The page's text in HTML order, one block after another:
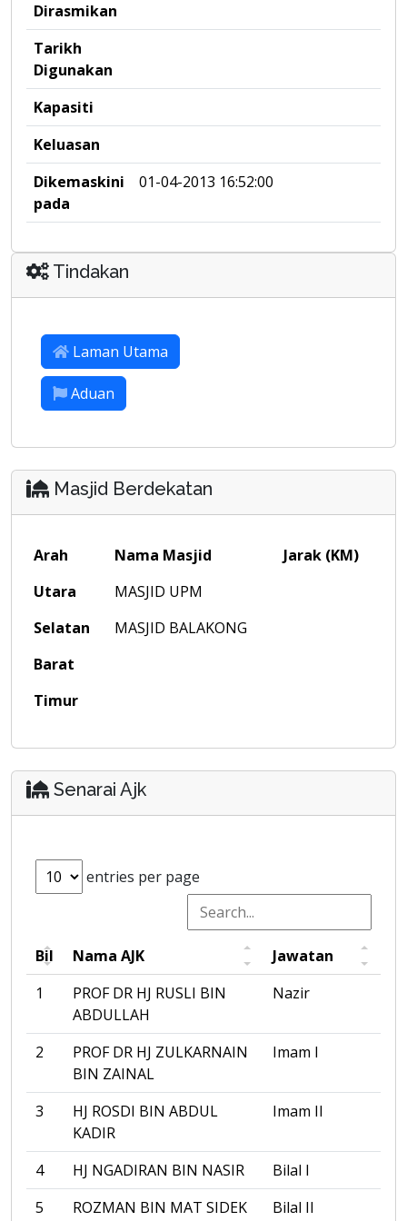
Dirasmikan
Tarikh
Digunakan
Kapasiti
Keluasan
Dikemaskini
pada
01-04-2013 16:52:00
Tindakan
Laman Utama
Aduan
Masjid Berdekatan
Arah Nama Masjid
Jarak (KM)
Utara
MASJID UPM
Selatan
MASJID BALAKONG
Barat
Timur
Senarai Ajk
entries per page
Bil Nama AJK
Jawatan
1
PROF DR HJ RUSLI BIN
ABDULLAH
Nazir
2
PROF DR HJ ZULKARNAIN
BIN ZAINAL
Imam I
3
HJ ROSDI BIN ABDUL
KADIR
Imam II
4 HJ NGADIRAN BIN NASIR
Bilal I
5
ROZMAN BIN MAT SIDEK
Bilal II